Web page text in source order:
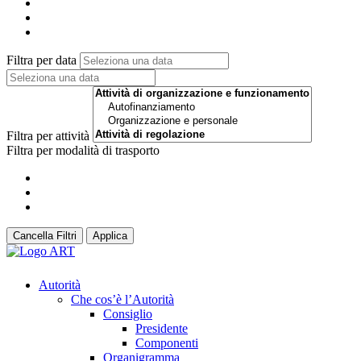
Filtra per data
Filtra per attività
Filtra per modalità di trasporto
Cancella Filtri Applica
Autorità
Che cos’è l’Autorità
Consiglio
Presidente
Componenti
Organigramma